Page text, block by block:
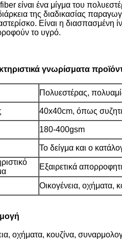
είναι ένα μίγμα του
της διαδικασίας
Είναι η διασπασμένη
το υγρό.
γνωρίσματα
Πολυεστέρας,
40x40cm, όπως
180-400gsm
Το δείγμα και ο
Εξαιρετικά
Οικογένεια, οχήματα,
οχήματα, κουζίνα,